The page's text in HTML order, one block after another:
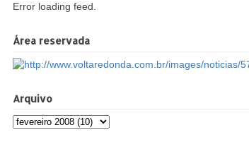
Error loading feed.
Área reservada
Arquivo